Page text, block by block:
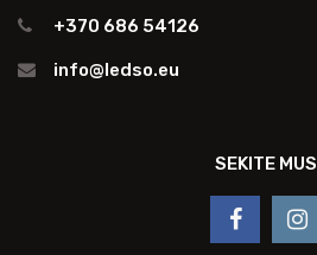
+370 686 54126
info@ledso.eu
SEKITE MUS